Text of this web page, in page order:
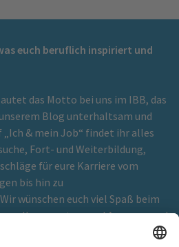
euch beruflich inspiriert und
das Motto bei uns im IBB, das
Blog unterhaltsam und
& mein Job“ findet ihr alles
Fort- und Weiterbildung,
für eure Karriere vom
bis hin zu
wünschen euch viel Spaß beim
Kommentare und Anregungen!